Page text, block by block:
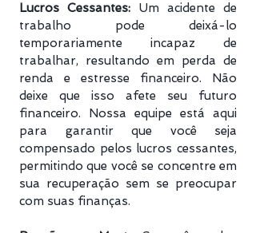
Lucros Cessantes: Um acidente de
trabalho pode deixá-lo
temporariamente incapaz de
trabalhar, resultando em perda de
renda e estresse financeiro. Não
deixe que isso afete seu futuro
financeiro. Nossa equipe está aqui
para garantir que você seja
compensado pelos lucros cessantes,
permitindo que você se concentre em
sua recuperação sem se preocupar
com suas finanças.